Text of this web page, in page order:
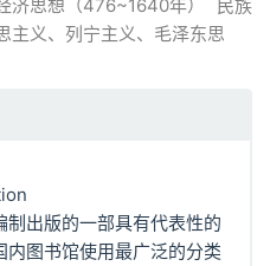
济思想（476~1640年）
民族
主义、列宁主义、毛泽东思
出版的一部具有代表性的
图书馆使用最广泛的分类